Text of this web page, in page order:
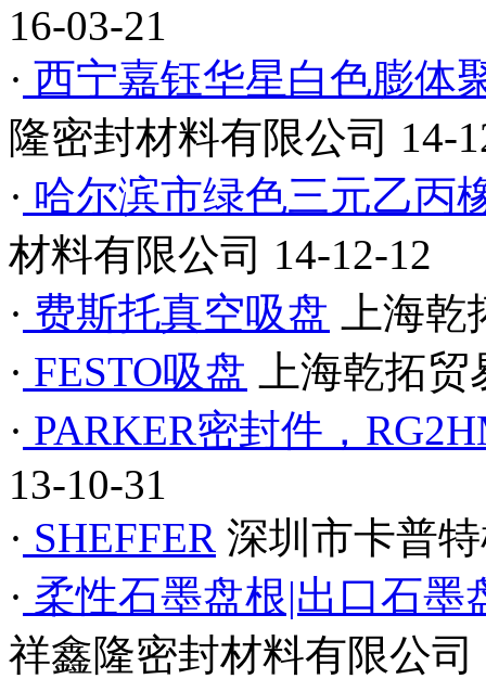
16-03-21
· 西宁嘉钰华星白色膨体
隆密封材料有限公司 14-
· 哈尔滨市绿色三元乙丙
材料有限公司 14-12-12
· 费斯托真空吸盘
上海
· FESTO吸盘
上海乾拓
· PARKER密封件，
13-10-31
· SHEFFER 深圳市卡普
· 柔性石墨盘根|出口石
祥鑫隆密封材料有限公司